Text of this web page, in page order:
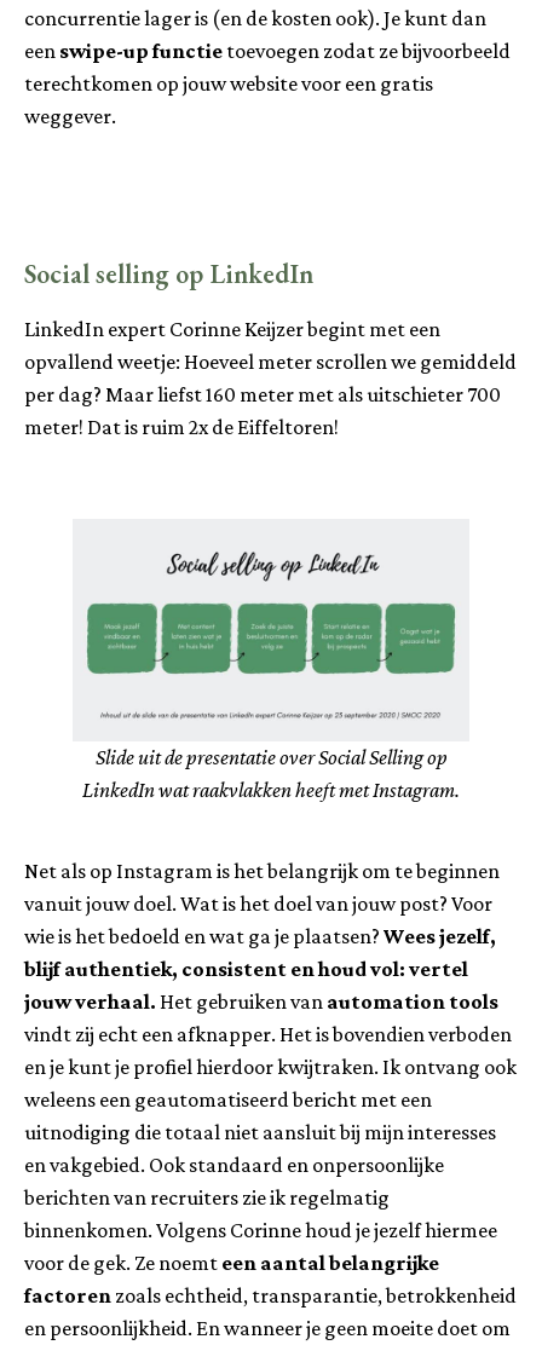
concurrentie lager is (en de kosten ook). Je kunt dan
een swipe-up functie toevoegen zodat ze bijvoorbeeld
terechtkomen op jouw website voor een gratis
weggever.
Social selling op LinkedIn
LinkedIn expert Corinne Keijzer begint met een
opvallend weetje: Hoeveel meter scrollen we gemiddeld
per dag? Maar liefst 160 meter met als uitschieter 700
meter! Dat is ruim 2x de Eiffeltoren!
Slide uit de presentatie over Social Selling op
LinkedIn wat raakvlakken heeft met Instagram.
Net als op Instagram is het belangrijk om te beginnen
vanuit jouw doel. Wat is het doel van jouw post? Voor
wie is het bedoeld en wat ga je plaatsen? Wees jezelf,
blijf authentiek, consistent en houd vol: vertel
jouw verhaal. Het gebruiken van automation tools
vindt zij echt een afknapper. Het is bovendien verboden
en je kunt je profiel hierdoor kwijtraken. Ik ontvang ook
weleens een geautomatiseerd bericht met een
uitnodiging die totaal niet aansluit bij mijn interesses
en vakgebied. Ook standaard en onpersoonlijke
berichten van recruiters zie ik regelmatig
binnenkomen. Volgens Corinne houd je jezelf hiermee
voor de gek. Ze noemt een aantal belangrijke
factoren zoals echtheid, transparantie, betrokkenheid
en persoonlijkheid. En wanneer je geen moeite doet om